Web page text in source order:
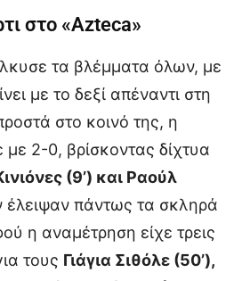
στο «Azteca»
τα βλέμματα όλων, με
με το δεξί απέναντι στη
στο κοινό της, η
2-0, βρίσκοντας δίχτυα
(9’) και Ραούλ
έλειψαν πάντως τα σκληρά
η αναμέτρηση είχε τρεις
τους Γιάγια Σιθόλε (50’),